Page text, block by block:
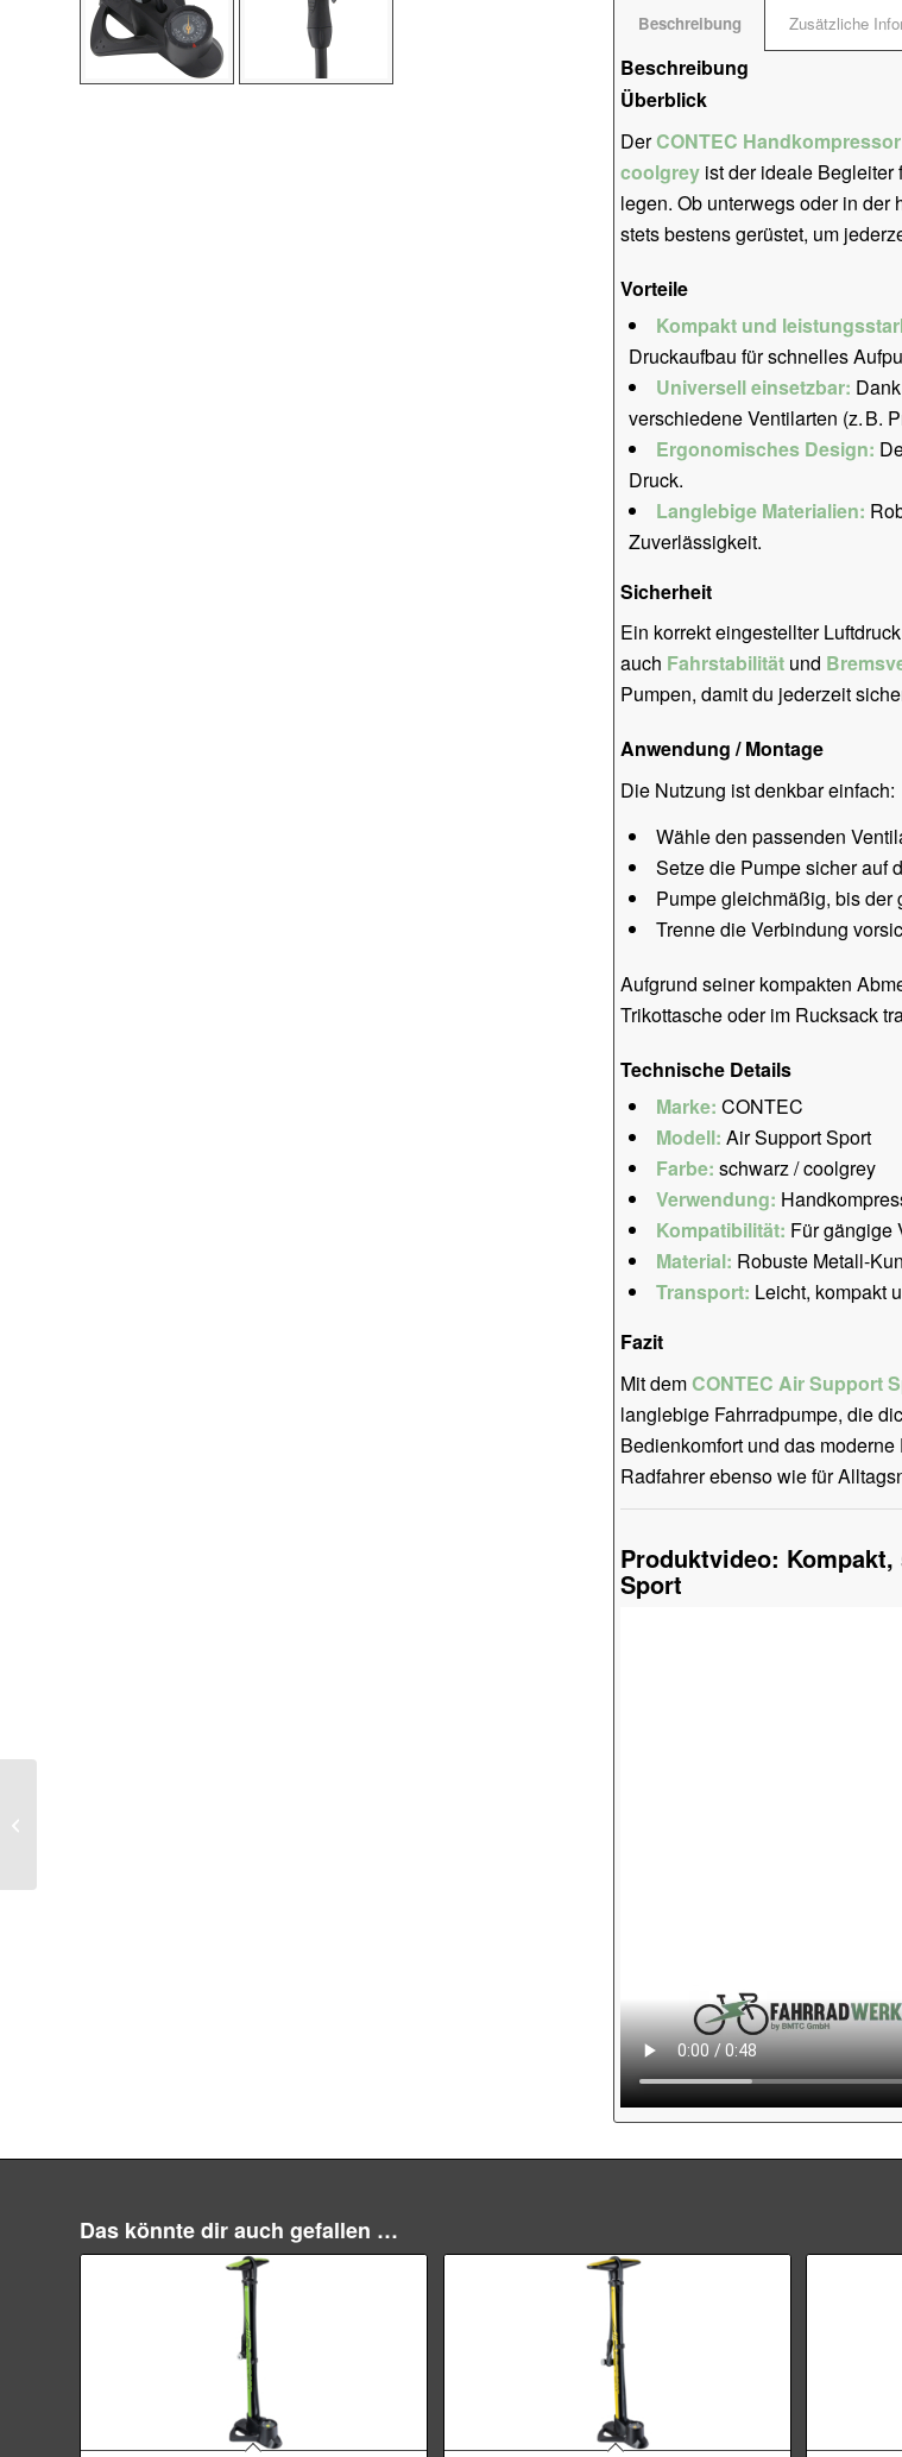
Beschreibung Zusätzliche
Beschreibung
Überblick
DerCONTEC
coolgrey ist der ideale Begleiter
legen. Ob unterwegs oder in der
stets bestens gerüstet, um
Vorteile
Kompakt und
Druckaufbau für schnelles
Universell einsetzbar:
verschiedene Ventilarten (z. B.
Ergonomisches Design:
Druck.
Langlebige Materialien:
Zuverlässigkeit.
Sicherheit
Ein korrekt eingestellter
auch Fahrstabilität und
Pumpen, damit du jederzeit
Anwendung / Montage
Die Nutzung ist denkbar einfach:
Wähle den passenden
Setze die Pumpe sicher auf
Pumpe gleichmäßig, bis der
Trenne die Verbindung
Aufgrund seiner kompakten
Trikottasche oder im Rucksack
Technische Details
Marke: CONTEC
Modell: Air Support Sport
Farbe: schwarz / coolgrey
Verwendung:
Kompatibilität: Für gängige
Material: Robuste Metall-
Transport: Leicht, kompakt
Fazit
Mit demCONTEC Air Support
langlebige Fahrradpumpe, die
Bedienkomfort und das
Radfahrer ebenso wie für
Produktvideo:
Sport
Das könnte dir auch gefallen …